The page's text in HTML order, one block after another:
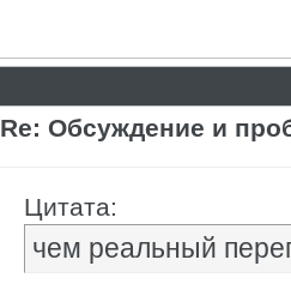
Re: Обсуждение и
Цитата:
чем реальный